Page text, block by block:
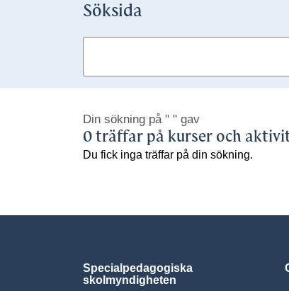
Söksida
Din sökning på " " gav
0 träffar på kurser och
Du fick inga träffar på din sökning.
Specialpedagogiska
skolmyndigheten